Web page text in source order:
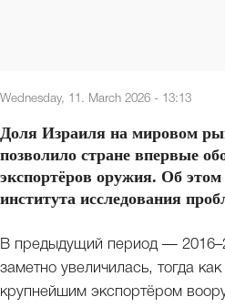
Wednesday, 11. March 2026 - 13:13
Доля Израиля на мировом
позволило стране впервые
экспортёров оружия. Об
института исследования
В предыдущий период —
заметно увеличилась, тогда
крупнейшим экспортёром